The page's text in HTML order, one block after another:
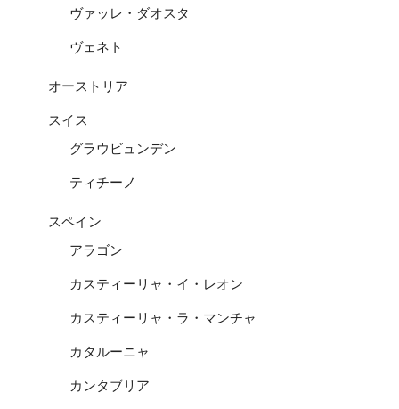
ヴァッレ・ダオスタ
ヴェネト
オーストリア
スイス
グラウビュンデン
ティチーノ
スペイン
アラゴン
カスティーリャ・イ・レオン
カスティーリャ・ラ・マンチャ
カタルーニャ
カンタブリア